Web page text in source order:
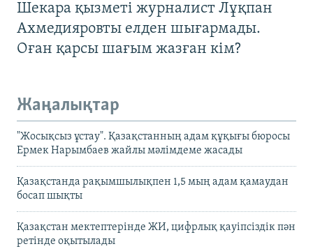
Шекара қызметі журналист Лұқпан
Ахмедияровты елден шығармады.
Оған қарсы шағым жазған кім?
Жаңалықтар
"Жосықсыз ұстау". Қазақстанның адам құқығы бюросы
Ермек Нарымбаев жайлы мәлімдеме жасады
Қазақстанда рақымшылықпен 1,5 мың адам қамаудан
босап шықты
Қазақстан мектептерінде ЖИ, цифрлық қауіпсіздік пән
ретінде оқытылады